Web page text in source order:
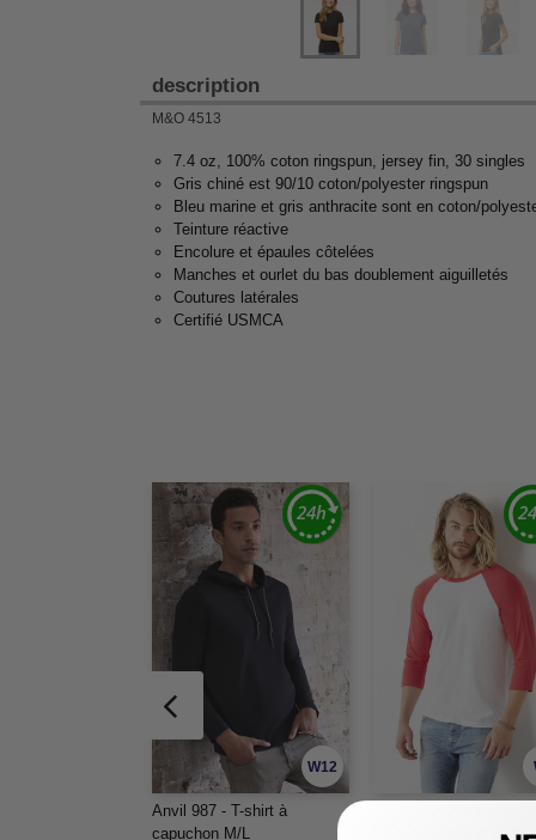
description
M&O 4513
7.4 oz, 100% coton ringspun, jersey fin, 30 singles
Gris chiné est 90/10 coton/polyester ringspun
Bleu marine et gris anthracite sont en coton/
Teinture réactive
Encolure et épaules côtelées
Manches et ourlet du bas doublement aiguilletés
Coutures latérales
Certifié USMCA
W12
Anvil 987 - T-shirt à
capuchon M/L
shirt de baseball